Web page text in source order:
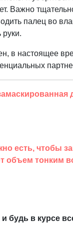
Важно
палец во
в настоящее
есть, чтобы
объем тонким
и будь в курсе